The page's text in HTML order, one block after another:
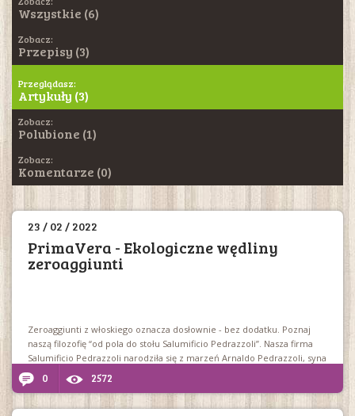
Wszystkie (6)
Zobacz:
Przepisy (3)
Przeglądasz:
Artykuły (3)
Zobacz:
Polubione (1)
Zobacz:
Komentarze (0)
23 / 02 / 2022
PrimaVera - Ekologiczne wędliny
zeroaggiunti
Zeroaggiunti z włoskiego oznacza dosłownie - bez dodatku. Poznaj
naszą filozofię “od pola do stołu Salumificio Pedrazzoli”. Nasza firma
Salumificio Pedrazzoli narodziła się z marzeń Arnaldo Pedrazzoli, syna
rodziny o długich tradycjach masarstwa wieprzowego. W 1951 Arnaldo
założył firmę w San Giovanni del Dosso, małym miasteczku na
Równinie Padu w północnych Włoszech.
0 2572